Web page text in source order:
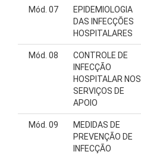
Mód. 07
EPIDEMIOLOGIA
DAS INFECÇÕES
HOSPITALARES
Mód. 08
CONTROLE DE
INFECÇÃO
HOSPITALAR NOS
SERVIÇOS DE
APOIO
Mód. 09
MEDIDAS DE
PREVENÇÃO DE
INFECÇÃO